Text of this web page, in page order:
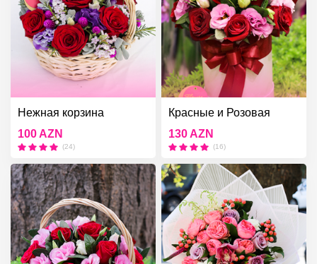
Нежная корзина
100 AZN
(24)
Красные и Розовая
Любовь
130 AZN
(16)